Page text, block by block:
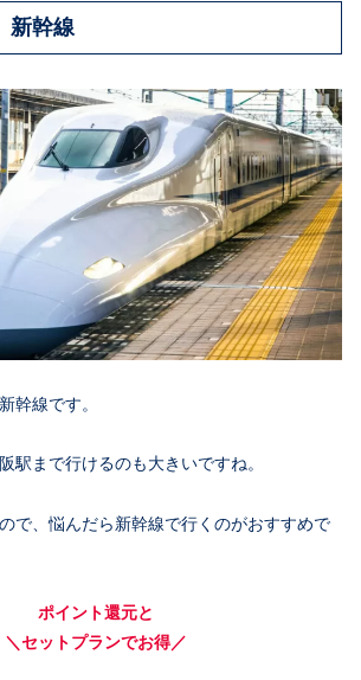
新幹線
幹線です。
駅まで行けるのも大きいですね。
で、悩んだら新幹線で行くのがおすすめで
ポイント還元と
＼セットプランでお得／